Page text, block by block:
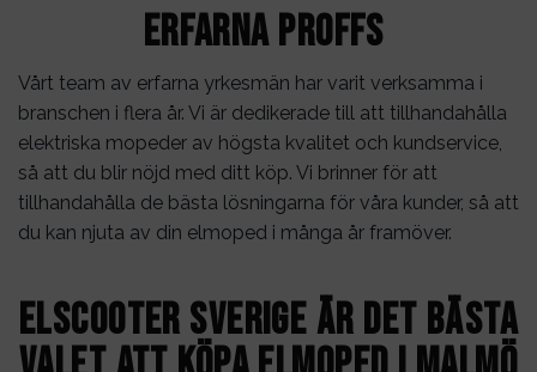
Erfarna proffs
Vårt team av erfarna yrkesmän har varit verksamma i
branschen i flera år. Vi är dedikerade till att tillhandahålla
elektriska mopeder av högsta kvalitet och kundservice,
så att du blir nöjd med ditt köp. Vi brinner för att
tillhandahålla de bästa lösningarna för våra kunder, så att
du kan njuta av din elmoped i många år framöver.
Elscooter Sverige är det bästa